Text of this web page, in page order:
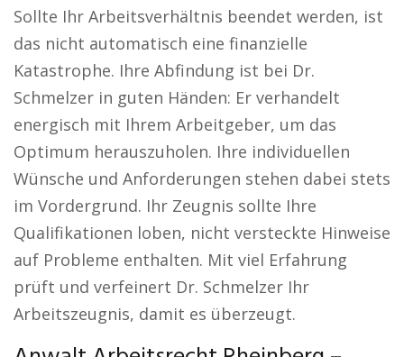
Sollte Ihr Arbeitsverhältnis beendet werden, ist
das nicht automatisch eine finanzielle
Katastrophe. Ihre Abfindung ist bei Dr.
Schmelzer in guten Händen: Er verhandelt
energisch mit Ihrem Arbeitgeber, um das
Optimum herauszuholen. Ihre individuellen
Wünsche und Anforderungen stehen dabei stets
im Vordergrund. Ihr Zeugnis sollte Ihre
Qualifikationen loben, nicht versteckte Hinweise
auf Probleme enthalten. Mit viel Erfahrung
prüft und verfeinert Dr. Schmelzer Ihr
Arbeitszeugnis, damit es überzeugt.